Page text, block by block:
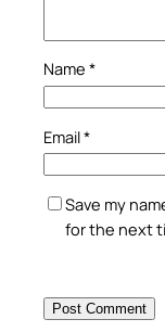
Name *
Email*
Save my
for the next